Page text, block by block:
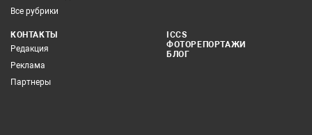
Все рубрики
КОНТАКТЫ
Редакция
Реклама
Партнеры
ICCS
ФОТОРЕПОРТАЖИ
БЛОГ